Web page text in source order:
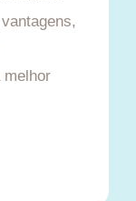
melhor